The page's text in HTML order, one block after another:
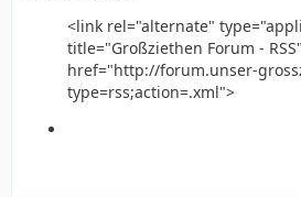
<link rel="alternate"
title="Großziethen Forum - RSS"
href="http://forum.unser-
type=rss;action=.xml">